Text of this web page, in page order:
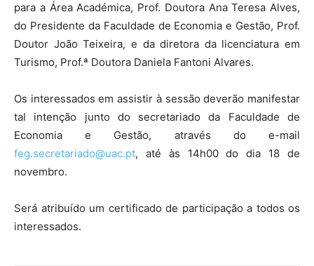
para a Área Académica, Prof. Doutora Ana Teresa Alves,
do Presidente da Faculdade de Economia e Gestão, Prof.
Doutor João Teixeira, e da diretora da licenciatura em
Turismo, Prof.ª Doutora Daniela Fantoni Alvares.
Os interessados em assistir à sessão deverão manifestar
tal intenção junto do secretariado da Faculdade de
Economia e Gestão, através do e-mail
feg.secretariado@uac.pt, até às 14h00 do dia 18 de
novembro.
Será atribuído um certificado de participação a todos os
interessados.